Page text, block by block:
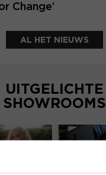
Change’
AL HET NIEUWS
UITGELICHTE
SHOWROOMS